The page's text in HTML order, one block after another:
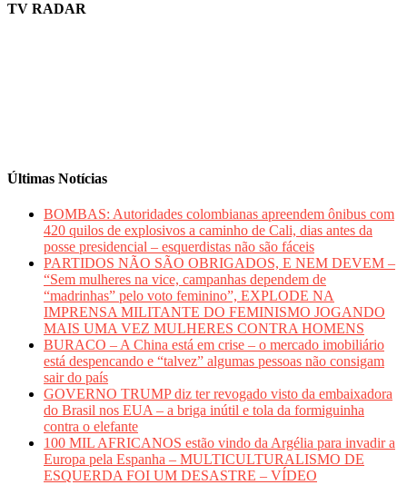
TV RADAR
Últimas Notícias
BOMBAS: Autoridades colombianas apreendem ônibus com
420 quilos de explosivos a caminho de Cali, dias antes da
posse presidencial – esquerdistas não são fáceis
PARTIDOS NÃO SÃO OBRIGADOS, E NEM DEVEM –
“Sem mulheres na vice, campanhas dependem de
“madrinhas” pelo voto feminino”, EXPLODE NA
IMPRENSA MILITANTE DO FEMINISMO JOGANDO
MAIS UMA VEZ MULHERES CONTRA HOMENS
BURACO – A China está em crise – o mercado imobiliário
está despencando e “talvez” algumas pessoas não consigam
sair do país
GOVERNO TRUMP diz ter revogado visto da embaixadora
do Brasil nos EUA – a briga inútil e tola da formiguinha
contra o elefante
100 MIL AFRICANOS estão vindo da Argélia para invadir a
Europa pela Espanha – MULTICULTURALISMO DE
ESQUERDA FOI UM DESASTRE – VÍDEO